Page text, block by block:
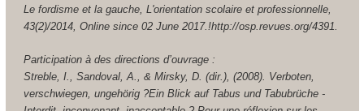
Le fordisme et la gauche, L'orientation scolaire et professionnelle,
43(2)/2014, Online since 02 June 2017.!http://osp.revues.org/4391.
Participation à des directions d’ouvrage :
Streble, I., Sandoval, A., & Mirsky, D. (dir.), (2008). Verboten,
verschwiegen, ungehörig ?Ein Blick auf Tabus und Tabubrüche -